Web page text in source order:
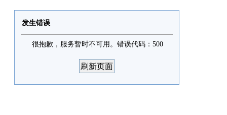
发生错误
很抱歉，服务暂时不可用。错误代码：500